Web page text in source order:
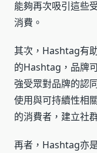
能夠再次吸引這些
消費。
其次，Hashtag有
的Hashtag，品牌
強受眾對品牌的認
使用與可持續性相
的消費者，建立社
再者，Hashtag亦